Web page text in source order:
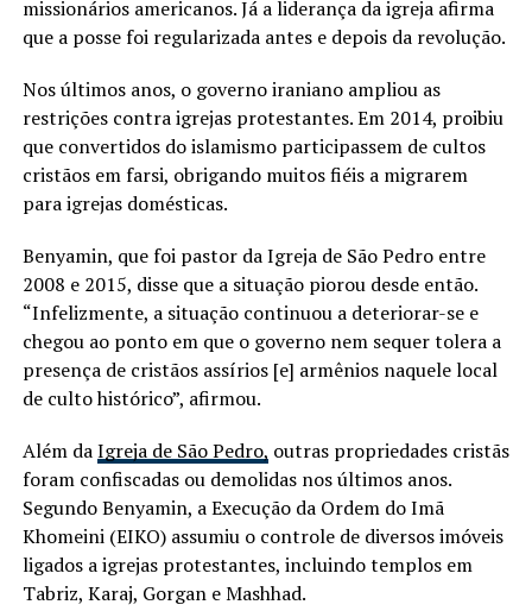
missionários americanos. Já a liderança da igreja afirma
que a posse foi regularizada antes e depois da revolução.
Nos últimos anos, o governo iraniano ampliou as
restrições contra igrejas protestantes. Em 2014, proibiu
que convertidos do islamismo participassem de cultos
cristãos em farsi, obrigando muitos fiéis a migrarem
para igrejas domésticas.
Benyamin, que foi pastor da Igreja de São Pedro entre
2008 e 2015, disse que a situação piorou desde então.
“Infelizmente, a situação continuou a deteriorar-se e
chegou ao ponto em que o governo nem sequer tolera a
presença de cristãos assírios [e] armênios naquele local
de culto histórico”, afirmou.
Além daIgreja de São Pedro, outras propriedades cristãs
foram confiscadas ou demolidas nos últimos anos.
Segundo Benyamin, a Execução da Ordem do Imã
Khomeini (EIKO) assumiu o controle de diversos imóveis
ligados a igrejas protestantes, incluindo templos em
Tabriz, Karaj, Gorgan e Mashhad.